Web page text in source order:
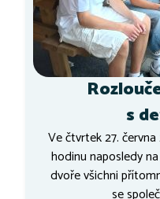
s
Ve čtvrtek 27.
hodinu naposledy
dvoře všichni
se